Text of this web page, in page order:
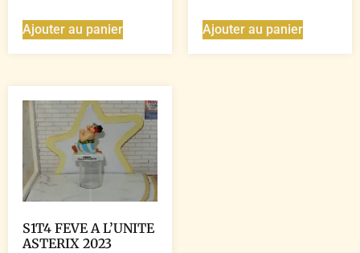
Ajouter au panier Ajouter au panier
S1T4 FEVE A L’UNITE
ASTERIX 2023